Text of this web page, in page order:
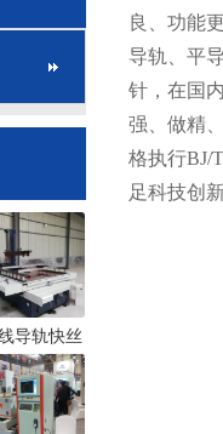
导轨快丝
良、功能
导轨、平
针，在国
强、做精
格执行BJ/
足科技创